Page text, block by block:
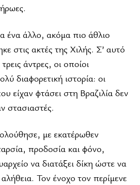
ένα άλλο, ακόμα πιο άθλιο
στις ακτές της Χιλής. Σ’ αυτό
άντρες, οι οποίοι
διαφορετική ιστορία: οι
είχαν φτάσει στη Βραζιλία δεν
στασιαστές.
με εκατέρωθεν
προδοσία και φόνο,
να διατάξει δίκη ώστε να
αλήθεια. Τον ένοχο τον περίμενε